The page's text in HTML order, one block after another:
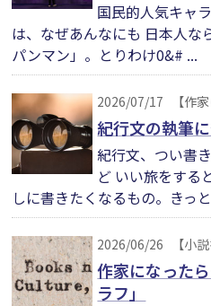
国民的人気キャ
は、なぜあんなにも 日本人な
パンマン」。とりわけ0&# ...
2026/07/17 【作
紀行文の執筆
紀行文、つい書
ど いい旅をする
しに書きたくなるもの。きっ
2026/06/26 【小
作家になった
ラフ」